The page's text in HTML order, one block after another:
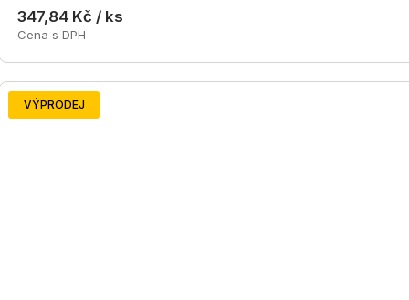
347,84 Kč / ks
Cena s DPH
VÝPRODEJ